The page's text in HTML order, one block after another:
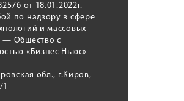
от 18.01.2022г.
по надзору в сфере
и массовых
— Общество с
«Бизнес Ньюс»
обл., г.Киров,